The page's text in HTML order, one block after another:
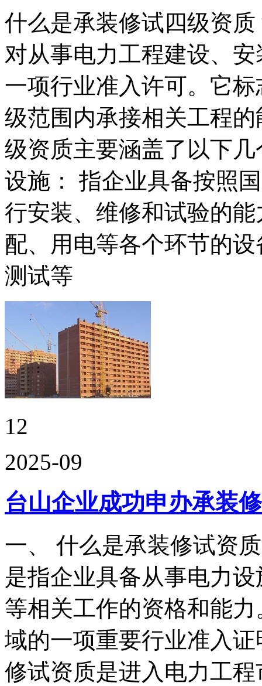
什么是承装修试四级资
对从事电力工程建设、
一项行业准入许可。它
级范围内承接相关工程
级资质主要涵盖了以下
设施： 指企业具备按照
行安装、维修和试验的
配、用电等各个环节的
测试等
12
2025-09
台山企业成功申办承装
一、 什么是承装修试资
是指企业具备从事电力
等相关工作的资格和能
域的一项重要行业准入
修试资质是进入电力工